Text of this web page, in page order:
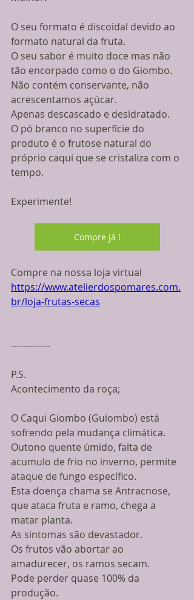
O seu formato é discoidal devido ao
formato natural da fruta.
O seu sabor é muito doce mas não
tão encorpado como o do Giombo.
Não contém conservante, não
acrescentamos açúcar.
Apenas descascado e desidratado.
O pó branco no superfície do
produto é o frutose natural do
próprio caqui que se cristaliza com o
tempo.
Experimente!
Compre já !
Compre na nossa loja virtual
https://www.atelierdospomares.com.
br/loja-frutas-secas
-------------
P.S.
Acontecimento da roça;
O Caqui Giombo (Guiombo) está
sofrendo pela mudança climática.
Outono quente úmido, falta de
acumulo de frio no inverno, permite
ataque de fungo específico.
Esta doença chama se Antracnose,
que ataca fruta e ramo, chega a
matar planta.
As sintomas são devastador.
Os frutos vão abortar ao
amadurecer, os ramos secam.
Pode perder quase 100% da
produção.